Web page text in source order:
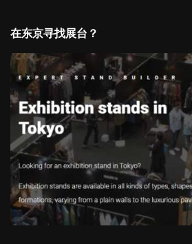
在东京寻找展台？